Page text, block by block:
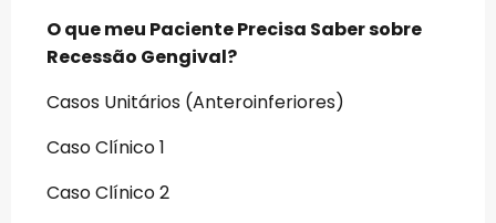
O que meu Paciente Precisa Saber sobre
Recessão Gengival?
Casos Unitários (Anteroinferiores)
Caso Clínico 1
Caso Clínico 2